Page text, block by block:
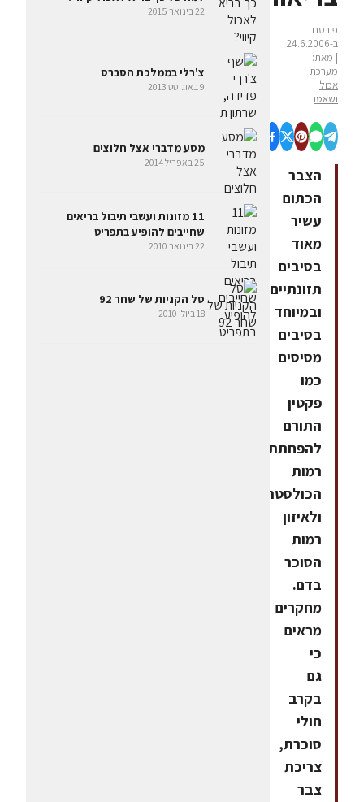
פורסם
ב-24.6.2006
| מאת:
מערכת
אכול
ושאטו
הצבר
הכתום
עשיר
מאוד
בסיבים
תזונתיים
ובמיוחד
בסיבים
מסיסים
כמו
פקטין
התורם
להפחתת
רמות
הכולסטרול
ולאיזון
רמות
הסוכר
בדם.
מחקרים
מראים
כי
גם
בקרב
חולי
סוכרת,
צריכת
צבר
22 בינואר 2015
צ'רלי בממלכת הסברס
9 באוגוסט 2013
מסע מדברי אצל חלוצים
25 באפריל 2014
11 מזונות ועשבי תיבול בריאים
שחייבים להופיע בתפריט
22 בינואר 2010
סל הקניות של שחר 92
18 ביולי 2010